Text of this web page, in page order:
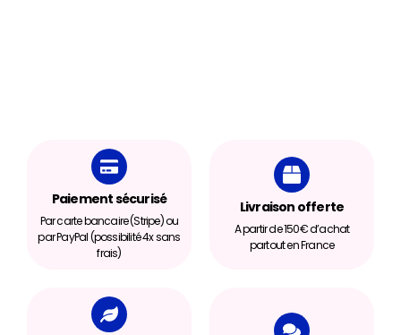
Paiement sécurisé
Par carte bancaire (Stripe) ou
par PayPal (possibilité 4x sans
frais)
Livraison offerte
A partir de 150€ d’achat
partout en France